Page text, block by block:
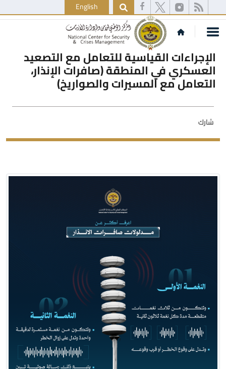
English
الإجراءات القياسية للتعامل مع التصعيد
العسكري في المنطقة (صافرات الإنذار،
التعامل مع المسيرات والصواريخ)
شارك